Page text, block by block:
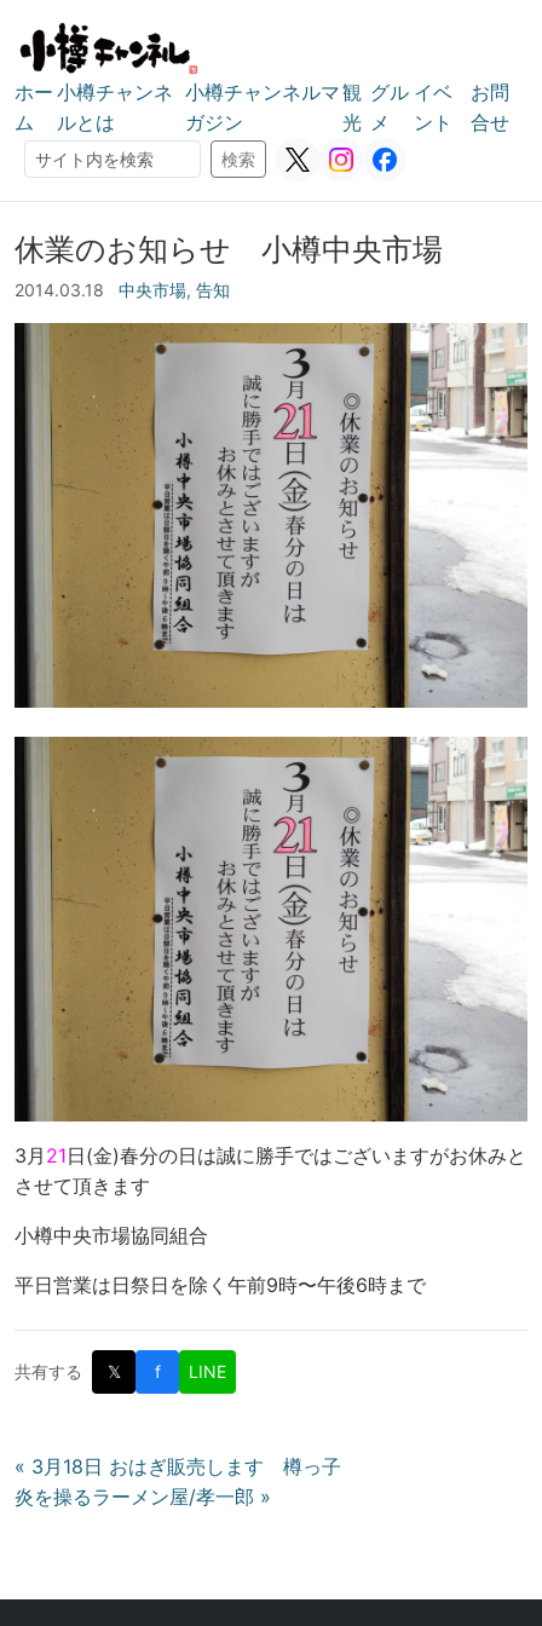
ホー
ム
小樽チャンネ
ルとは
小樽チャンネルマ
ガジン
観
光
グル
メ
イベ
ント
お問
合せ
検索
検索
休業のお知らせ 小樽中央市場
2014.03.18 中央市場, 告知
3月 21日(金)春分の日は誠に勝手ではございますがお休みと
させて頂きます
小樽中央市場協同組合
平日営業は日祭日を除く午前9時〜午後6時まで
共有する 𝕏 f LINE
投
稿
« 3月18日 おはぎ販売します 樽っ子
炎を操るラーメン屋/孝一郎 »